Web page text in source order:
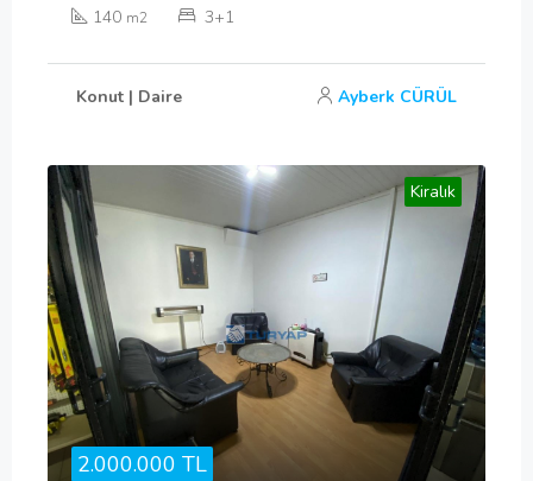
140 m2 3+1
Konut | Daire Ayberk CÜRÜL
Kiralık
2.000.000 TL